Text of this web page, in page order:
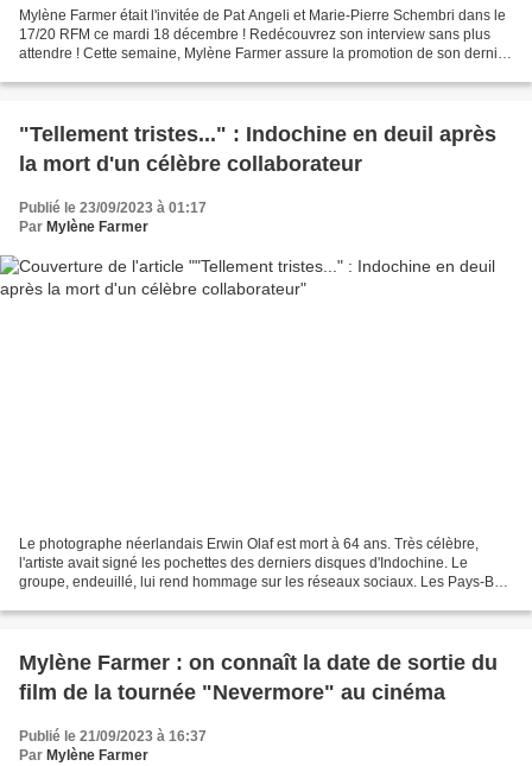
Mylène Farmer était l'invitée de Pat Angeli et Marie-Pierre Schembri dans le
17/20 RFM ce mardi 18 décembre ! Redécouvrez son interview sans plus
attendre ! Cette semaine, Mylène Farmer assure la promotion de son dernier
"Tellement tristes..." : Indochine en deuil après
la mort d'un célèbre collaborateur
Publié le 23/09/2023 à 01:17
Par Mylène Farmer
Le photographe néerlandais Erwin Olaf est mort à 64 ans. Très célèbre,
l'artiste avait signé les pochettes des derniers disques d'Indochine. Le
groupe, endeuillé, lui rend hommage sur les réseaux sociaux. Les Pays-Bas
Mylène Farmer : on connaît la date de sortie du
film de la tournée "Nevermore" au cinéma
Publié le 21/09/2023 à 16:37
Par Mylène Farmer